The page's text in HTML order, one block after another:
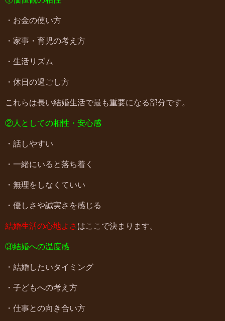
・お金の使い方
・家事・育児の考え方
・生活リズム
・休日の過ごし方
これらは長い結婚生活で最も重要になる部分です。
②人としての相性・安心感
・話しやすい
・一緒にいると落ち着く
・無理をしなくていい
・優しさや誠実さを感じる
結婚生活の心地よさ はここで決まります。
③結婚への温度感
・結婚したいタイミング
・子どもへの考え方
・仕事との向き合い方